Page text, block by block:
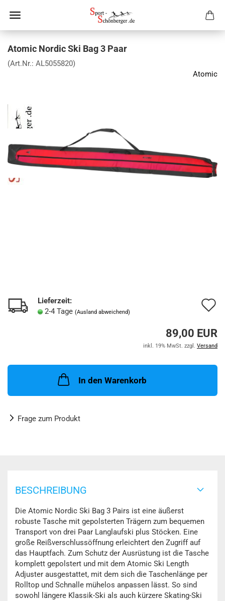
Atomic Nordic Ski Bag 3 Paar
(Art.Nr.: AL5055820)
Atomic
Lieferzeit:
2-4 Tage (Ausland abweichend)
89,00 EUR
inkl. 19% MwSt. zzgl. Versand
In den Warenkorb
Frage zum Produkt
BESCHREIBUNG
Die Atomic Nordic Ski Bag 3 Pairs ist eine äußerst
robuste Tasche mit gepolsterten Trägern zum bequemen
Transport von drei Paar Langlaufski plus Stöcken. Eine
große Reißverschlussöffnung erleichtert den Zugriff auf
das Hauptfach. Zum Schutz der Ausrüstung ist die Tasche
komplett gepolstert und mit dem Atomic Ski Length
Adjuster ausgestattet, mit dem sich die Taschenlänge per
Rolltop und Schnalle mühelos anpassen lässt. So sind
sowohl längere Klassik-Ski als auch kürzere Skating-Ski